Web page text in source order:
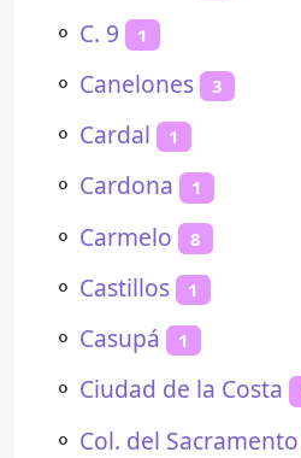
⚬ C. 9 1
⚬ Canelones 3
⚬ Cardal 1
⚬ Cardona 1
⚬ Carmelo 8
⚬ Castillos 1
⚬ Casupá 1
⚬ Ciudad de la Costa
⚬ Col. del Sacramento